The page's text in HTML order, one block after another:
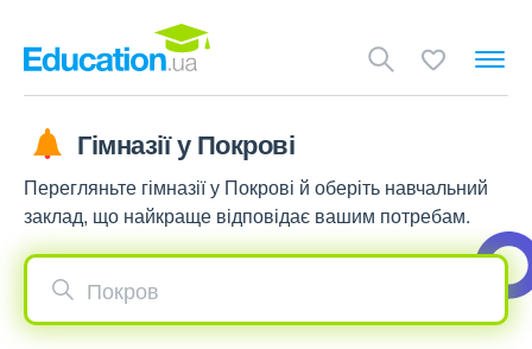
Гімназії у Покрові
Перегляньте гімназії у Покрові й оберіть навчальний
заклад, що найкраще відповідає вашим потребам.
Покров